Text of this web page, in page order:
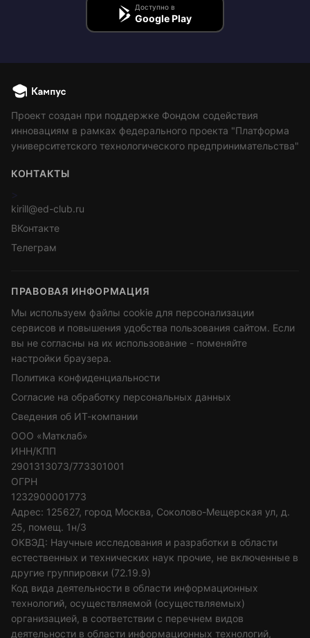
Доступно в
Google Play
Проект создан при поддержке Фондом содействия
инновациям в рамках федерального проекта "Платформа
университетского технологического предпринимательства"
КОНТАКТЫ
>
kirill@ed-club.ru
ВКонтакте
Телеграм
ПРАВОВАЯ ИНФОРМАЦИЯ
Мы используем файлы cookie для персонализации
сервисов и повышения удобства пользования сайтом. Если
вы не согласны на их использование - поменяйте
настройки браузера.
Политика конфиденциальности
Согласие на обработку персональных данных
Сведения об ИТ-компании
ООО «Матклаб»
ИНН/КПП
2901313073/773301001
ОГРН
1232900001773
Адрес: 125627, город Москва, Соколово-Мещерская ул, д.
25, помещ. 1н/3
ОКВЭД: Научные исследования и разработки в области
естественных и технических наук прочие, не включенные в
другие группировки (72.19.9)
Код вида деятельности в области информационных
технологий, осуществляемой (осуществляемых)
организацией, в соответствии с перечнем видов
деятельности в области информационных технологий,